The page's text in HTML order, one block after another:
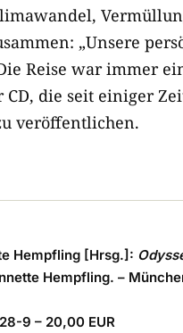
„Unsere
Reise war immer
die seit einiger
veröffentlichen.
Hempfling [Hrsg.]:
Hempfling. –
9 – 20,00 EUR